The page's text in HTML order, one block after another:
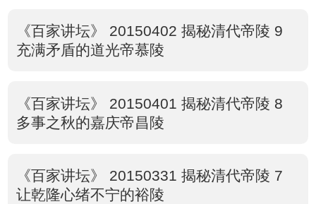
《百家讲坛》 20150402 揭秘清代帝陵 9
充满矛盾的道光帝慕陵
《百家讲坛》 20150401 揭秘清代帝陵 8
多事之秋的嘉庆帝昌陵
《百家讲坛》 20150331 揭秘清代帝陵 7
让乾隆心绪不宁的裕陵